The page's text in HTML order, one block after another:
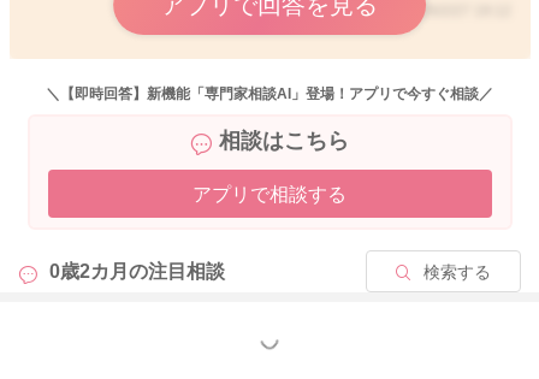
③現在日中2-3時間、夜間4-5時間ほどの間隔で授乳をしている
のですが、授乳途中で寝てしまったり、逆に2-3時間経つ前に泣
→ 生後2〜3ヶ月を過ぎて、次第に満腹中枢が発達してくると、
お子さんがご自身で飲む量を調節するようになります。ですの
で、お腹がいっぱいの時には、飲まなくなったり、授乳時に遊
び始めたりするようになります。ですので、基本的にはお子さ
んの欲求に合わせて授乳なさっていただいて問題ない時期にな
アプリで回答を見る 2026/2/27 19:12
＼【即時回答】新機能「専門家相談AI」登場！アプリで今すぐ相談／
相談はこちら
アプリで相談する
0歳2カ月の注目相談 検索する
もっと見る